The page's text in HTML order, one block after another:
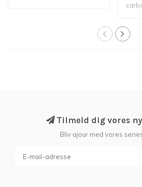
mm ..
Tilmeld dig vores
Bliv ajour med vores